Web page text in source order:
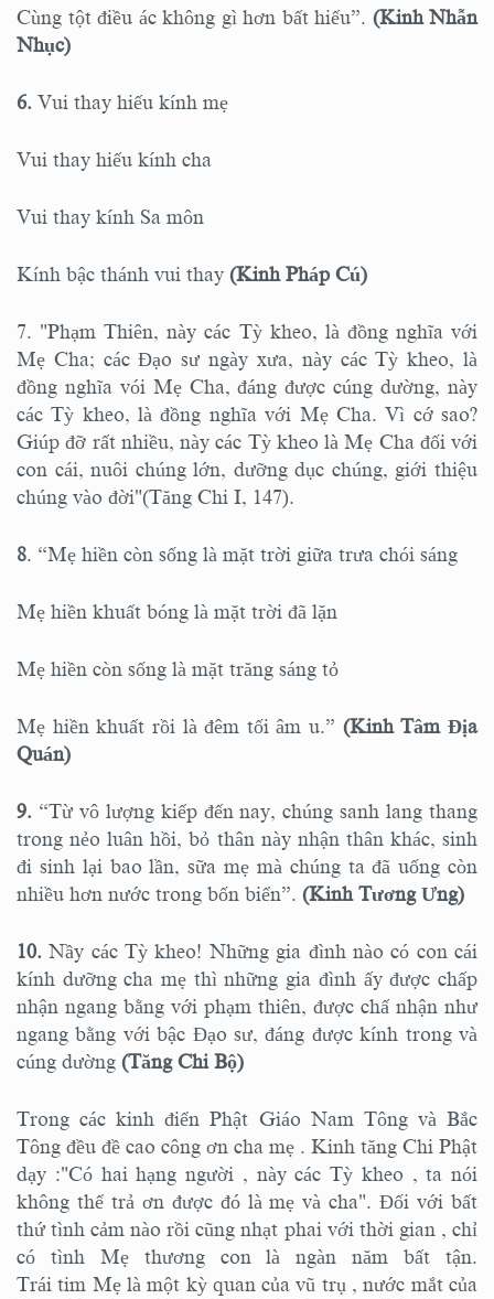
Cùng tột điều ác không gì hơn bất hiếu”. (Kinh Nhẫn
Nhục)
6. Vui thay hiếu kính mẹ
Vui thay hiếu kính cha
Vui thay kính Sa môn
Kính bậc thánh vui thay (Kinh Pháp Cú)
7. "Phạm Thiên, này các Tỳ kheo, là đồng nghĩa với
Mẹ Cha; các Đạo sư ngày xưa, này các Tỳ kheo, là
đồng nghĩa vói Mẹ Cha, đáng được cúng dường, này
các Tỳ kheo, là đồng nghĩa với Mẹ Cha. Vì cớ sao?
Giúp đỡ rất nhiều, này các Tỳ kheo là Mẹ Cha đối với
con cái, nuôi chúng lớn, dưỡng dục chúng, giới thiệu
chúng vào đời"(Tăng Chi I, 147).
8. “Mẹ hiền còn sống là mặt trời giữa trưa chói sáng
Mẹ hiền khuất bóng là mặt trời đã lặn
Mẹ hiền còn sống là mặt trăng sáng tỏ
Mẹ hiền khuất rồi là đêm tối âm u.” (Kinh Tâm Địa
Quán)
9. “Từ vô lượng kiếp đến nay, chúng sanh lang thang
trong nẻo luân hồi, bỏ thân này nhận thân khác, sinh
đi sinh lại bao lần, sữa mẹ mà chúng ta đã uống còn
nhiều hơn nước trong bốn biển”. (Kinh Tương Ưng)
10. Nầy các Tỳ kheo! Những gia đình nào có con cái
kính dưỡng cha mẹ thì những gia đình ấy được chấp
nhận ngang bằng với phạm thiên, được chấ nhận như
ngang bằng với bậc Đạo sư, đáng được kính trong và
cúng dường (Tăng Chi Bộ)
Trong các kinh điển Phật Giáo Nam Tông và Bắc
Tông đều đề cao công ơn cha mẹ . Kinh tăng Chi Phật
dạy :"Có hai hạng người , này các Tỳ kheo , ta nói
không thể trả ơn được đó là mẹ và cha". Đối với bất
thứ tình cảm nào rồi cũng nhạt phai với thời gian , chỉ
có tình Mẹ thương con là ngàn năm bất tận.
Trái tim Mẹ là một kỳ quan của vũ trụ , nước mắt của